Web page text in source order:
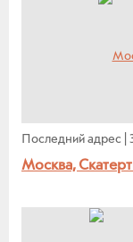
Последний адрес
Москва,